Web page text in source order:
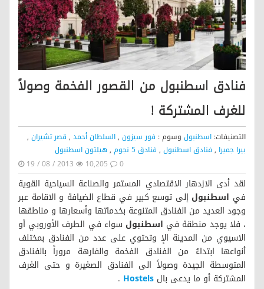
فنادق اسطنبول من القصور الفخمة وصولاً
للغرف المشتركة !
التصنيفات: اسطنبول وسوم : فور سيزون ,السلطان أحمد , قصر تشيران ,
بيرا جميرا , فنادق اسطنبول , فنادق 5 نجوم ,هيلتون اسطنبول
19 / 08 / 2013
10,205 0
لقد أدى الازدهار الاقتصادي المستمر والصناعة السياحية القوية
في اسطنبول إلى توسع كبير في قطاع الضيافة و الاقامة عبر
وجود العديد من الفنادق المتنوعة بخدماتها وأسعارها و مناطقها
، فلا يوجد منطقة في اسطنبول سواء في الطرف الأوروبي أو
الاسيوي من المدينة الإ وتحتوي على عدد من الفنادق بمختلف
أنواعها ابتداءُ من الفنادق الفخمة والفارهة مروراً بالفنادق
المتوسطة الجيدة وصولاً الى الفنادق الصغيرة و حتى الغرف
المشتركة أو ما يدعى بال Hostels
.